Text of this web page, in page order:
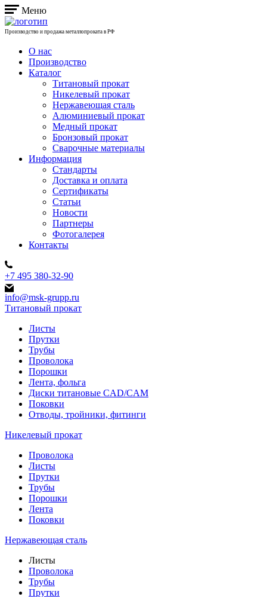
Меню
Производство и продажа металлопроката в РФ
О нас
Производство
Каталог
Титановый прокат
Никелевый прокат
Нержавеющая сталь
Алюминиевый прокат
Медный прокат
Бронзовый прокат
Сварочные материалы
Информация
Стандарты
Доставка и оплата
Сертификаты
Статьи
Новости
Партнеры
Фотогалерея
Контакты
+7 495 380-32-90
info@msk-grupp.ru
Титановый прокат
Листы
Прутки
Трубы
Проволока
Порошки
Лента, фольга
Диски титановые CAD/CAM
Поковки
Отводы, тройники, фитинги
Никелевый прокат
Проволока
Листы
Прутки
Трубы
Порошки
Лента
Поковки
Нержавеющая сталь
Листы
Проволока
Трубы
Прутки